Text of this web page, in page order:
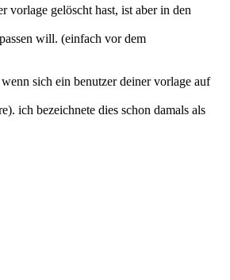
vorlage gelöscht hast, ist aber in den
will. (einfach vor dem
sich ein benutzer deiner vorlage auf
ich bezeichnete dies schon damals als